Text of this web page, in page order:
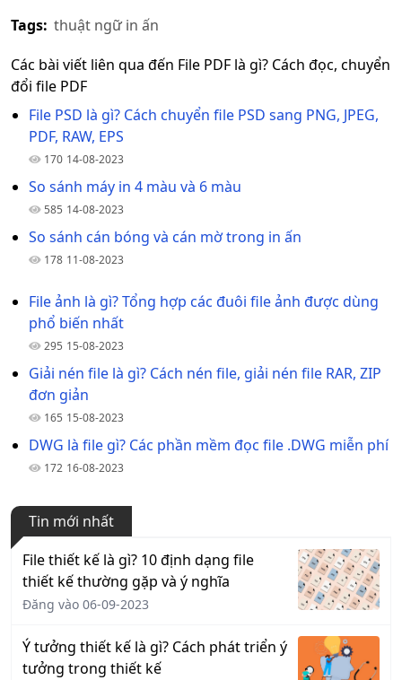
Tags: thuật ngữ in ấn
Các bài viết liên qua đến File PDF là gì? Cách đọc, chuyển
đổi file PDF
File PSD là gì? Cách chuyển file PSD sang PNG, JPEG,
PDF, RAW, EPS
170 14-08-2023
So sánh máy in 4 màu và 6 màu
585 14-08-2023
So sánh cán bóng và cán mờ trong in ấn
178 11-08-2023
File ảnh là gì? Tổng hợp các đuôi file ảnh được dùng
phổ biến nhất
295 15-08-2023
Giải nén file là gì? Cách nén file, giải nén file RAR, ZIP
đơn giản
165 15-08-2023
DWG là file gì? Các phần mềm đọc file .DWG miễn phí
172 16-08-2023
Tin mới nhất
File thiết kế là gì? 10 định dạng file
thiết kế thường gặp và ý nghĩa
Đăng vào 06-09-2023
Ý tưởng thiết kế là gì? Cách phát triển ý
tưởng trong thiết kế